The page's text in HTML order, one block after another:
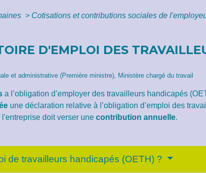
> Cotisations et contributions sociales de
D'EMPLOI DES
et administrative (Première ministre), Ministère chargé du travail
a l’obligation d’employer des travailleurs handicapés
une déclaration relative à l’obligation d’emploi des
l'entreprise doit verser unecontribution annuelle.
de travailleurs handicapés (OETH) ?